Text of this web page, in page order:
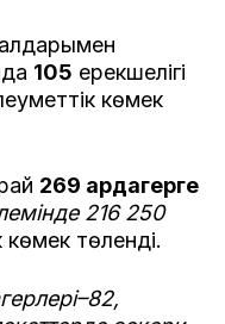
105 ерекшелігі
көмек
269 ардагерге
216 250
көмек төленді.